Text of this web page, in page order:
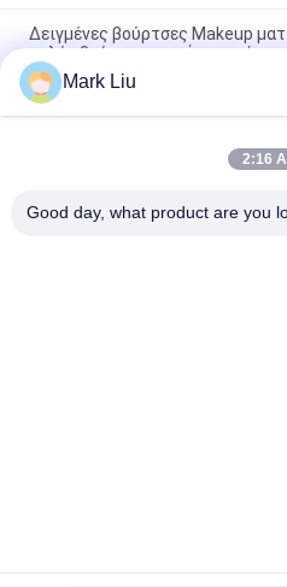
Δειγμένες βούρτσες Makeup
καλές βούρτσες σκιάς ματιών
Χειροποίητες μεγάλες βούρτσες
συνθετικές για πολλές χρήσεις
Μικρή κυριώτερων
Mark Liu
2:16
Good day, what product are you